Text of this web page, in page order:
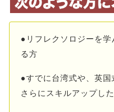
●リフレクソロジーを
る方
●すでに台湾式や、英国
さらにスキルアップし